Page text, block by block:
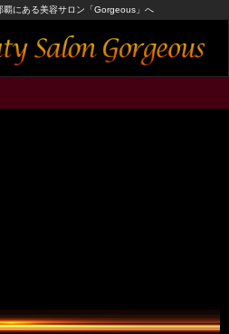
覇にある美容サロン「Gorgeous」へ